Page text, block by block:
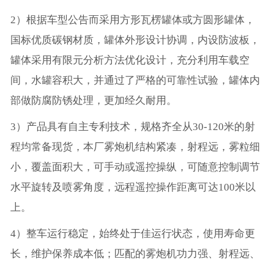
2）根据车型公告而采用方形瓦楞罐体或方圆形罐体，
国标优质碳钢材质，罐体外形设计协调，内设防波板，
罐体采用有限元分析方法优化设计，充分利用车载空
间，水罐容积大，并通过了严格的可靠性试验，罐体内
部做防腐防锈处理，更加经久耐用。
3）产品具有自主专利技术，规格齐全从30-120米的射
程均常备现货，本厂雾炮机结构紧凑，射程远，雾粒细
小，覆盖面积大，可手动或遥控操纵，可随意控制调节
水平旋转及喷雾角度，远程遥控操作距离可达100米以
上。
4）整车运行稳定，始终处于佳运行状态，使用寿命更
长，维护保养成本低；匹配的雾炮机功力强、射程远、